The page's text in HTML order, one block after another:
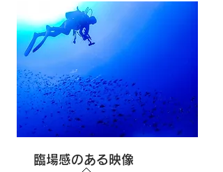
臨場感のある映像